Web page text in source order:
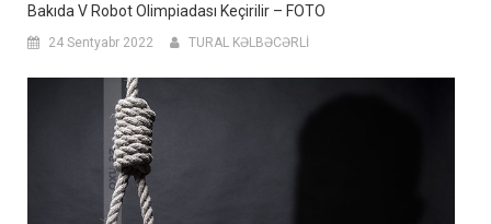
Bakıda V Robot Olimpiadası Keçirilir – FOTO
24 Sentyabr 2022 TURAL KƏLBƏCƏRLİ